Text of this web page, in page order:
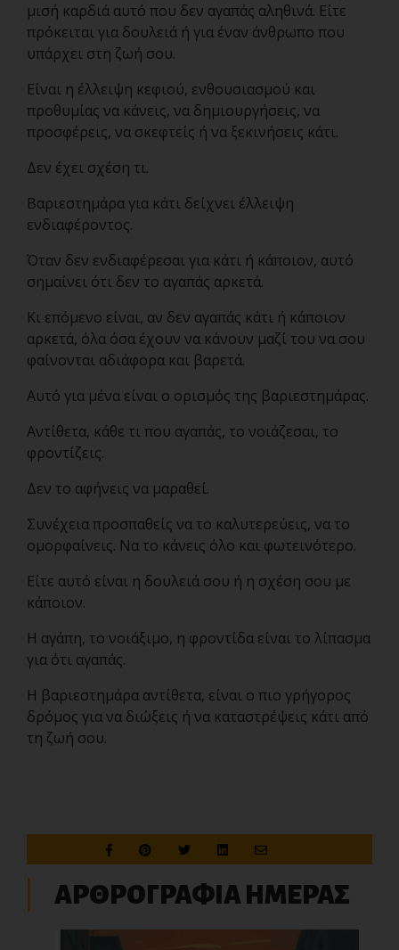
μισή καρδιά αυτό που δεν αγαπάς αληθινά. Είτε
πρόκειται για δουλειά ή για έναν άνθρωπο που
υπάρχει στη ζωή σου.
Είναι η έλλειψη κεφιού, ενθουσιασμού και
προθυμίας να κάνεις, να δημιουργήσεις, να
προσφέρεις, να σκεφτείς ή να ξεκινήσεις κάτι.
Δεν έχει σχέση τι.
Βαριεστημάρα για κάτι δείχνει έλλειψη
ενδιαφέροντος.
Όταν δεν ενδιαφέρεσαι για κάτι ή κάποιον, αυτό
σημαίνει ότι δεν το αγαπάς αρκετά.
Κι επόμενο είναι, αν δεν αγαπάς κάτι ή κάποιον
αρκετά, όλα όσα έχουν να κάνουν μαζί του να σου
φαίνονται αδιάφορα και βαρετά.
Αυτό για μένα είναι ο ορισμός της βαριεστημάρας.
Αντίθετα, κάθε τι που αγαπάς, το νοιάζεσαι, το
φροντίζεις.
Δεν το αφήνεις να μαραθεί.
Συνέχεια προσπαθείς να το καλυτερεύεις, να το
ομορφαίνεις. Να το κάνεις όλο και φωτεινότερο.
Είτε αυτό είναι η δουλειά σου ή η σχέση σου με
κάποιον.
Η αγάπη, το νοιάξιμο, η φροντίδα είναι το λίπασμα
για ότι αγαπάς.
Η βαριεστημάρα αντίθετα, είναι ο πιο γρήγορος
δρόμος για να διώξεις ή να καταστρέψεις κάτι από
τη ζωή σου.
ΑΡΘΡΟΓΡΑΦΙΑ ΗΜΕΡΑΣ